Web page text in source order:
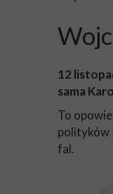
12
sama
To
polityków
fal.